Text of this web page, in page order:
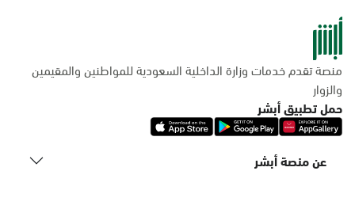
منصة تقدم خدمات وزارة الداخلية السعودية للمواطنين والمقيمين
والزوار
حمل تطبيق أبشر
عن منصة أبشر